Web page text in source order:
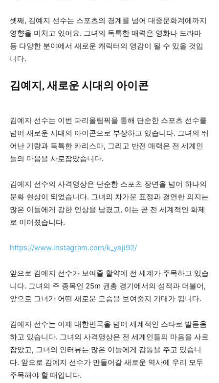
셋째, 김예지 선수는 스포츠의 경계를 넘어 대중문화계에까지
영향을 미치고 있어요. 그녀의 독특한 매력은 영화나 드라마
등 다양한 분야에서 새로운 캐릭터의 영감이 될 수 있을 것입
니다.
김예지, 새로운 시대의 아이콘
김예지 선수는 이번 파리올림픽을 통해 단순한 스포츠 선수를
넘어 새로운 시대의 아이콘으로 부상하고 있습니다. 그녀의 뛰
어난 기량과 독특한 카리스마, 그리고 반전 매력은 전 세계인
들의 마음을 사로잡았습니다.
김예지 선수의 사격영상은 단순한 스포츠 장면을 넘어 하나의
문화 현상이 되었습니다. 그녀의 차가운 표정과 결연한 의지는
많은 이들에게 강한 인상을 남겼고, 이는 곧 전 세계적인 화제
로 이어졌습니다.
https://www.instagram.com/k_yeji92/
앞으로 김예지 선수가 보여줄 활약에 전 세계가 주목하고 있습
니다. 그녀의 주 종목인 25m 권총 경기에서의 성적과 더불어,
앞으로 그녀가 어떤 새로운 모습을 보여줄지 기대가 됩니다.
김예지 선수는 이제 대한민국을 넘어 세계적인 스타로 발돋움
하고 있습니다. 그녀의 사격영상은 전 세계인들의 마음을 사로
잡았고, 그녀의 인터뷰는 많은 이들에게 감동을 주고 있습니
다. 앞으로 김예지 선수가 만들어갈 새로운 역사에 우리 모두
주목해야 할 때입니다.